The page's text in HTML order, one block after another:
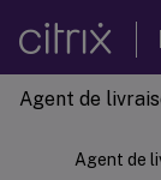
Agent de
Agent de